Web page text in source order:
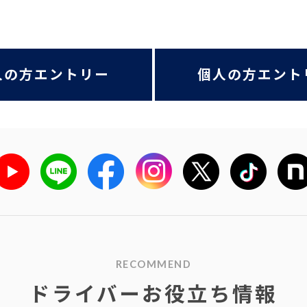
方エントリー 個人の方エント
RECOMMEND
ドライバーお役立ち情報